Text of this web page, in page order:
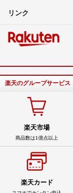
リンク
楽天のグループサービス
楽天市場
商品数は1億点以上
楽天カード